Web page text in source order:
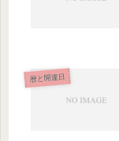
暦と開運日